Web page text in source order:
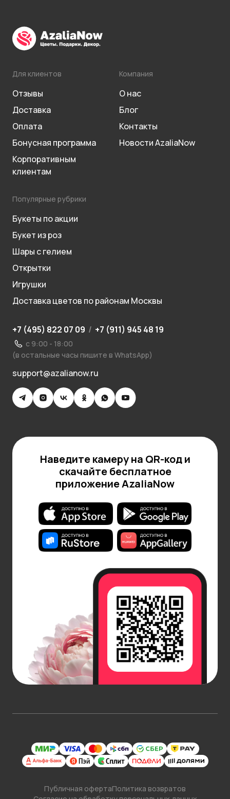
Для клиентов
Отзывы
Доставка
Оплата
Бонусная программа
Корпоративным
клиентам
Компания
О нас
Блог
Контакты
Новости AzaliaNow
Популярные рубрики
Букеты по акции
Букет из роз
Шары с гелием
Открытки
Игрушки
Доставка цветов по районам Москвы
+7 (495) 822 07 09 / +7 (911) 945 48 19
с 9:00 - 18:00
(в остальные часы пишите в WhatsApp)
support@azalianow.ru
Наведите камеру на QR-код и
скачайте бесплатное
приложение AzaliaNow
Публичная офертаПолитика возвратов